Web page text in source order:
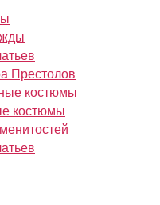
Престолов
костюмы
костюмы